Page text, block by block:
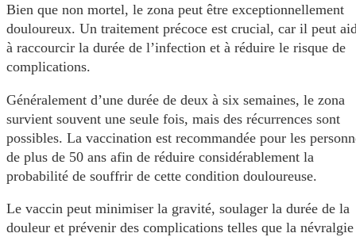
Bien que non mortel, le zona peut être exceptionnellement
douloureux. Un traitement précoce est crucial, car il peut
à raccourcir la durée de l’infection et à réduire le risque de
complications.
Généralement d’une durée de deux à six semaines, le zona
survient souvent une seule fois, mais des récurrences sont
possibles. La vaccination est recommandée pour les
de plus de 50 ans afin de réduire considérablement la
probabilité de souffrir de cette condition douloureuse.
Le vaccin peut minimiser la gravité, soulager la durée de la
douleur et prévenir des complications telles que la névralgie